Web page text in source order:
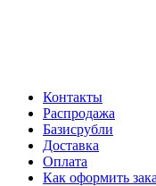
Контакты
Распродажа
Базисрубли
Доставка
Оплата
Как оформить